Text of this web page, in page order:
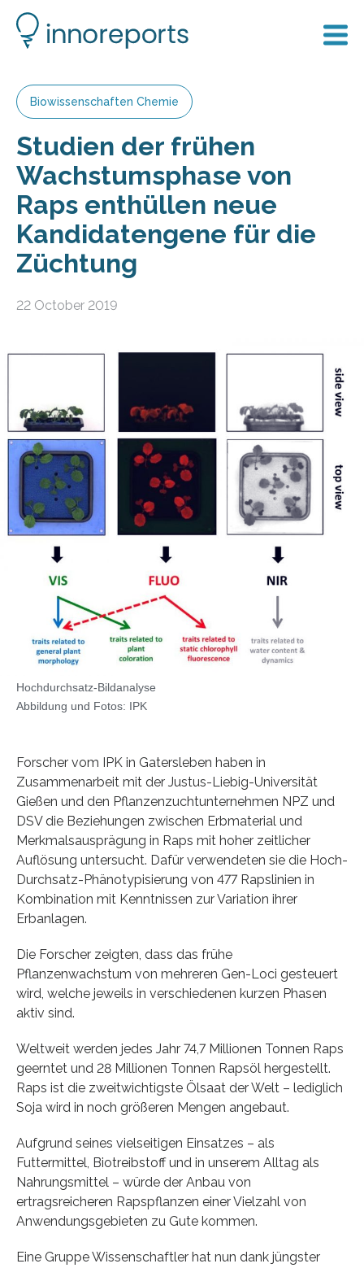
Biowissenschaften Chemie
Studien der frühen
Wachstumsphase von
Raps enthüllen neue
Kandidatengene für die
Züchtung
22 October 2019
Hochdurchsatz-Bildanalyse
Abbildung und Fotos: IPK
Forscher vom IPK in Gatersleben haben in
Zusammenarbeit mit der Justus-Liebig-Universität
Gießen und den Pflanzenzuchtunternehmen NPZ und
DSV die Beziehungen zwischen Erbmaterial und
Merkmalsausprägung in Raps mit hoher zeitlicher
Auflösung untersucht. Dafür verwendeten sie die Hoch-
Durchsatz-Phänotypisierung von 477 Rapslinien in
Kombination mit Kenntnissen zur Variation ihrer
Erbanlagen.
Die Forscher zeigten, dass das frühe
Pflanzenwachstum von mehreren Gen-Loci gesteuert
wird, welche jeweils in verschiedenen kurzen Phasen
aktiv sind.
Weltweit werden jedes Jahr 74,7 Millionen Tonnen Raps
geerntet und 28 Millionen Tonnen Rapsöl hergestellt.
Raps ist die zweitwichtigste Ölsaat der Welt – lediglich
Soja wird in noch größeren Mengen angebaut.
Aufgrund seines vielseitigen Einsatzes – als
Futtermittel, Biotreibstoff und in unserem Alltag als
Nahrungsmittel – würde der Anbau von
ertragsreicheren Rapspflanzen einer Vielzahl von
Anwendungsgebieten zu Gute kommen.
Eine Gruppe Wissenschaftler hat nun dank jüngster